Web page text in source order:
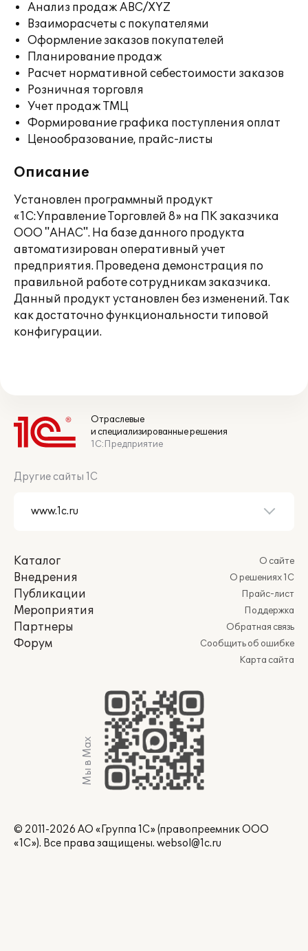
Анализ продаж ABC/XYZ
Взаиморасчеты с покупателями
Оформление заказов покупателей
Планирование продаж
Расчет нормативной себестоимости заказов
Розничная торговля
Учет продаж ТМЦ
Формирование графика поступления оплат
Ценообразование, прайс-листы
Описание
Установлен программный продукт
«1С:Управление Торговлей 8» на ПК заказчика
ООО "АНАС". На базе данного продукта
автоматизирован оперативный учет
предприятия. Проведена демонстрация по
правильной работе сотрудникам заказчика.
Данный продукт установлен без изменений. Так
как достаточно функциональности типовой
конфигурации.
Отраслевые
и специализированные решения
1С:Предприятие
Другие сайты 1С
Каталог
Внедрения
Публикации
Мероприятия
Партнеры
Форум
О сайте
О решениях 1С
Прайс-лист
Поддержка
Обратная связь
Сообщить об ошибке
Карта сайта
Мы в Max
© 2011-2026 АО «Группа 1С» (правопреемник ООО
«1С»). Все права защищены. websol@1c.ru